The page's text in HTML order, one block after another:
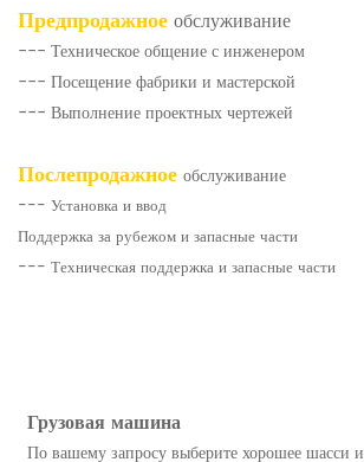
Предпродажноеобслуживание
--- Техническое общение с инженером
--- Посещение фабрики и мастерской
--- Выполнение проектных чертежей
Послепродажное обслуживание
--- Установка и ввод
Поддержка за рубежом и запасные части
--- Техническая поддержка и запасные части
Грузовая машина
По вашему запросу выберите хорошее шасси и